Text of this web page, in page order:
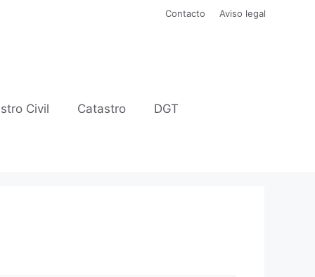
Contacto Aviso legal
Civil Catastro DGT